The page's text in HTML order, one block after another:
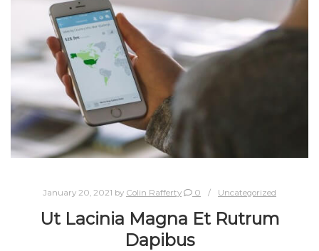
January 20, 2021 by Colin Rafferty 0 Uncategorized
Ut Lacinia Magna Et Rutrum
Dapibus